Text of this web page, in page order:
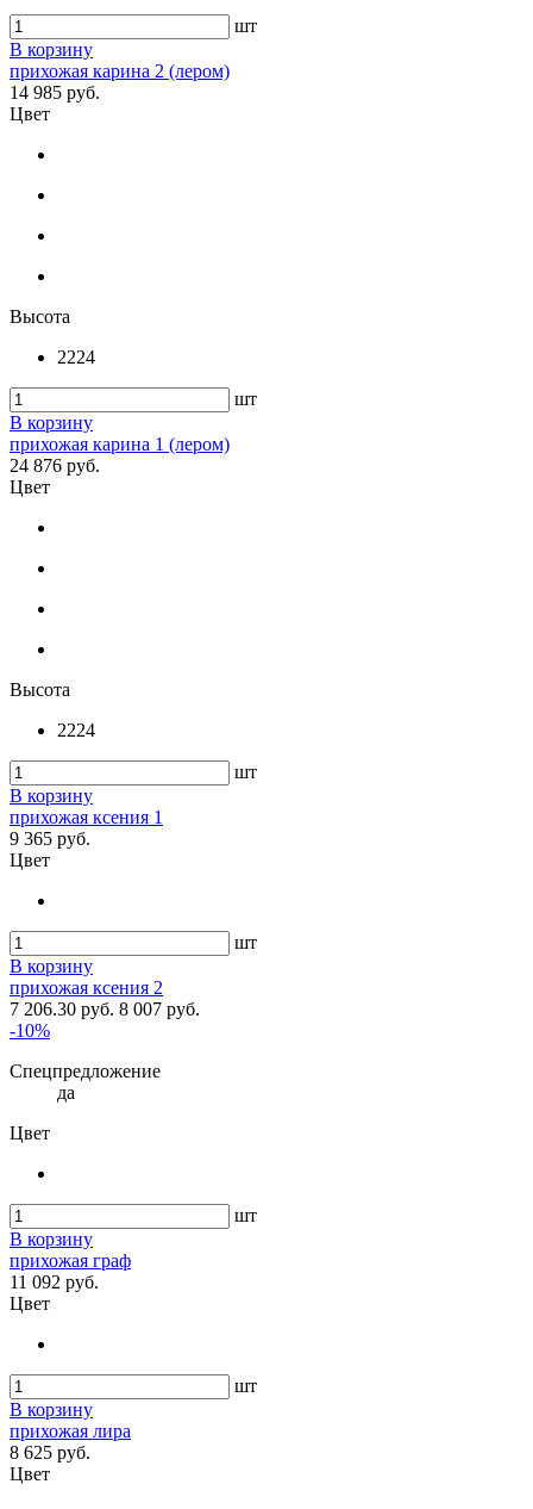
шт
В корзину
прихожая карина 2 (лером)
14 985 руб.
Цвет
Высота
2224
шт
В корзину
прихожая карина 1 (лером)
24 876 руб.
Цвет
Высота
2224
шт
В корзину
прихожая ксения 1
9 365 руб.
Цвет
шт
В корзину
прихожая ксения 2
7 206.30 руб. 8 007 руб.
-10%
Спецпредложение
да
Цвет
шт
В корзину
прихожая граф
11 092 руб.
Цвет
шт
В корзину
прихожая лира
8 625 руб.
Цвет